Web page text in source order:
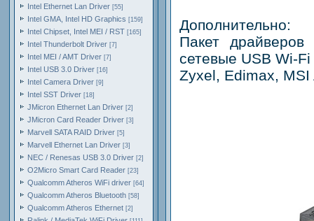
Intel Ethernet Lan Driver [55]
Intel GMA, Intel HD Graphics [159]
Intel Chipset, Intel MEI / RST [165]
Intel Thunderbolt Driver [7]
Intel MEI / AMT Driver [7]
Intel USB 3.0 Driver [16]
Intel Camera Driver [9]
Intel SST Driver [18]
JMicron Ethernet Lan Driver [2]
JMicron Card Reader Driver [3]
Marvell SATA RAID Driver [5]
Marvell Ethernet Lan Driver [3]
NEC / Renesas USB 3.0 Driver [2]
O2Micro Smart Card Reader [23]
Qualcomm Atheros WiFi driver [64]
Qualcomm Atheros Bluetooth [58]
Qualcomm Atheros Ethernet [2]
Дополнительно:
Пакет
сетевые USB Wi-
Zyxel, Edimax, MSI